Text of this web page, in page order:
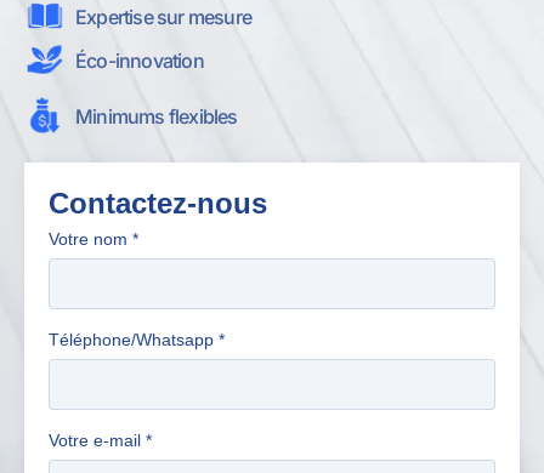
Expertise sur mesure
Éco-innovation
Minimums flexibles
Contactez-nous
Votre nom *
Téléphone/Whatsapp *
Votre e-mail *